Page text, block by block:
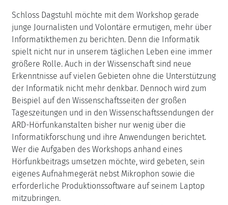
Schloss Dagstuhl möchte mit dem Workshop gerade
junge Journalisten und Volontäre ermutigen, mehr über
Informatikthemen zu berichten. Denn die Informatik
spielt nicht nur in unserem täglichen Leben eine immer
größere Rolle. Auch in der Wissenschaft sind neue
Erkenntnisse auf vielen Gebieten ohne die Unterstützung
der Informatik nicht mehr denkbar. Dennoch wird zum
Beispiel auf den Wissenschaftsseiten der großen
Tageszeitungen und in den Wissenschaftssendungen der
ARD-Hörfunkanstalten bisher nur wenig über die
Informatikforschung und ihre Anwendungen berichtet.
Wer die Aufgaben des Workshops anhand eines
Hörfunkbeitrags umsetzen möchte, wird gebeten, sein
eigenes Aufnahmegerät nebst Mikrophon sowie die
erforderliche Produktionssoftware auf seinem Laptop
mitzubringen.